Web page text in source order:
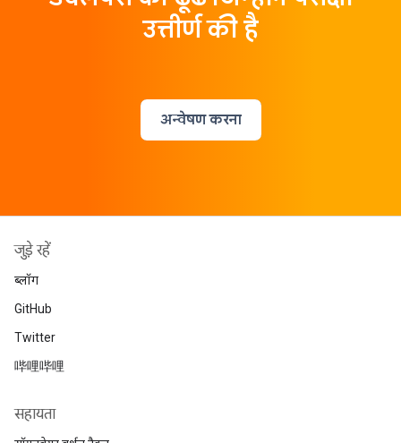
उत्तीर्ण की है
अन्वेषण करना
जुड़े रहें
ब्लॉग
GitHub
Twitter
哔哩哔哩
सहायता